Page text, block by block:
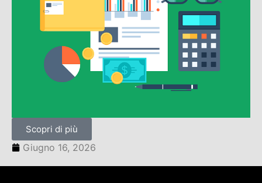
Scopri di più
Giugno 16, 2026